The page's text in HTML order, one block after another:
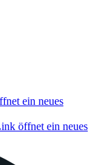
ein neues
öffnet ein neues